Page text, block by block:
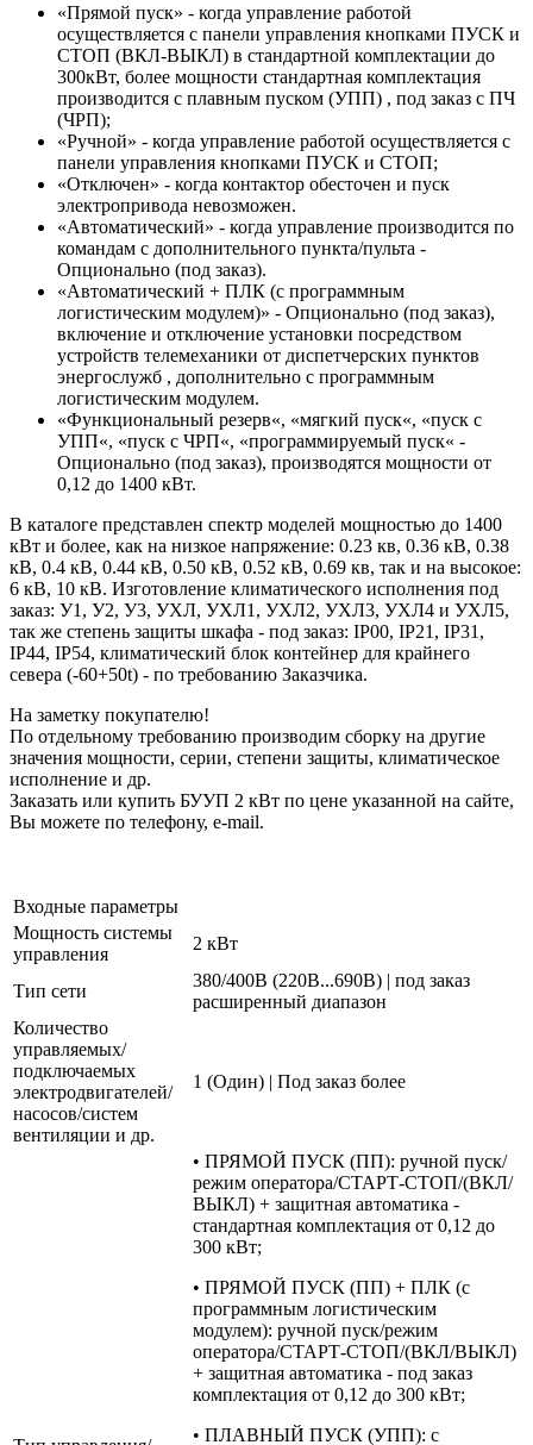
«Прямой пуск» - когда управление работой
осуществляется с панели управления кнопками ПУСК и
СТОП (ВКЛ-ВЫКЛ) в стандартной комплектации до
300кВт, более мощности стандартная комплектация
производится с плавным пуском (УПП) , под заказ с ПЧ
(ЧРП);
«Ручной» - когда управление работой осуществляется с
панели управления кнопками ПУСК и СТОП;
«Отключен» - когда контактор обесточен и пуск
электропривода невозможен.
«Автоматический» - когда управление производится по
командам с дополнительного пункта/пульта -
Опционально (под заказ).
«Автоматический + ПЛК (с программным
логистическим модулем)» - Опционально (под заказ),
включение и отключение установки посредством
устройств телемеханики от диспетчерских пунктов
энергослужб , дополнительно с программным
логистическим модулем.
«Функциональный резерв«, «мягкий пуск«, «пуск с
УПП«, «пуск с ЧРП«, «программируемый пуск« -
Опционально (под заказ), производятся мощности от
0,12 до 1400 кВт.
В каталоге представлен спектр моделей мощностью до 1400
кВт и более, как на низкое напряжение: 0.23 кв, 0.36 кВ, 0.38
кВ, 0.4 кВ, 0.44 кВ, 0.50 кВ, 0.52 кВ, 0.69 кв, так и на высокое:
6 кВ, 10 кВ. Изготовление климатического исполнения под
заказ: У1, У2, У3, УХЛ, УХЛ1, УХЛ2, УХЛ3, УХЛ4 и УХЛ5,
так же степень защиты шкафа - под заказ: IP00, IP21, IP31,
IP44, IP54, климатический блок контейнер для крайнего
севера (-60+50t) - по требованию Заказчика.
На заметку покупателю!
По отдельному требованию производим сборку на другие
значения мощности, серии, степени защиты, климатическое
исполнение и др.
Заказать или купить БУУП 2 кВт по цене указанной на сайте,
Вы можете по телефону, e-mail.
Входные параметры
Мощность системы
управления
2 кВт
Тип сети
380/400В (220В...690В) | под заказ
расширенный диапазон
Количество
управляемых/
подключаемых
электродвигателей/
насосов/систем
вентиляции и др.
1 (Один) | Под заказ более
• ПРЯМОЙ ПУСК (ПП): ручной пуск/
режим оператора/СТАРТ-СТОП/(ВКЛ/
ВЫКЛ) + защитная автоматика -
стандартная комплектация от 0,12 до
300 кВт;
• ПРЯМОЙ ПУСК (ПП) + ПЛК (с
программным логистическим
модулем): ручной пуск/режим
оператора/СТАРТ-СТОП/(ВКЛ/ВЫКЛ)
+ защитная автоматика - под заказ
комплектация от 0,12 до 300 кВт;
• ПЛАВНЫЙ ПУСК (УПП): с